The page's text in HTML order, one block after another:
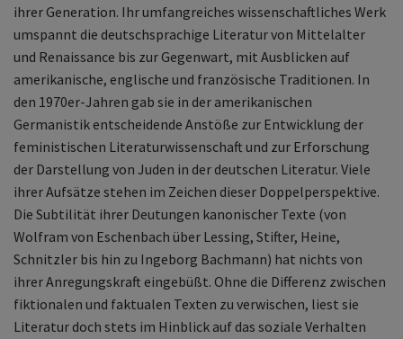
ihrer Generation. Ihr umfangreiches wissenschaftliches Werk
umspannt die deutschsprachige Literatur von Mittelalter
und Renaissance bis zur Gegenwart, mit Ausblicken auf
amerikanische, englische und französische Traditionen. In
den 1970er-Jahren gab sie in der amerikanischen
Germanistik entscheidende Anstöße zur Entwicklung der
feministischen Literaturwissenschaft und zur Erforschung
der Darstellung von Juden in der deutschen Literatur. Viele
ihrer Aufsätze stehen im Zeichen dieser Doppelperspektive.
Die Subtilität ihrer Deutungen kanonischer Texte (von
Wolfram von Eschenbach über Lessing, Stifter, Heine,
Schnitzler bis hin zu Ingeborg Bachmann) hat nichts von
ihrer Anregungskraft eingebüßt. Ohne die Differenz zwischen
fiktionalen und faktualen Texten zu verwischen, liest sie
Literatur doch stets im Hinblick auf das soziale Verhalten